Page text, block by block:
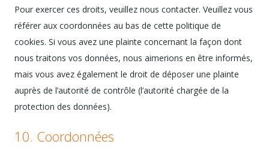
Pour exercer ces droits, veuillez nous contacter. Veuillez vous
référer aux coordonnées au bas de cette politique de
cookies. Si vous avez une plainte concernant la façon dont
nous traitons vos données, nous aimerions en être informés,
mais vous avez également le droit de déposer une plainte
auprès de l’autorité de contrôle (l’autorité chargée de la
protection des données).
10. Coordonnées